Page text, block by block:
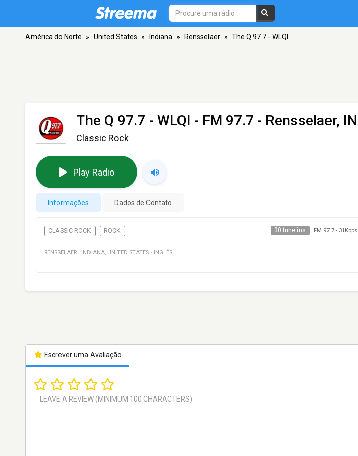
América do Norte » United States » Indiana » Rensselaer » The Q 97.7 - WLQI
The Q 97.7 - WLQI - FM 97.7 - Rensselaer, IN
Classic Rock
Play Radio
Informações Dados de Contato
CLASSIC ROCK ROCK 30 tune ins FM 97.7- 31Kbps
RENSSELAER · INDIANA, UNITED STATES · INGLÊS
Escrever uma Avaliação